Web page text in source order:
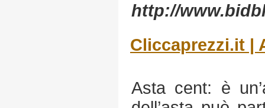
http://
Cliccaprezzi.it |
Asta cent: è